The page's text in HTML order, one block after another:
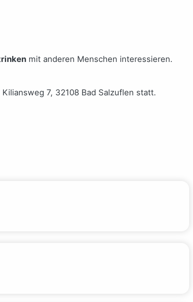
mit anderen Menschen interessieren.
7, 32108 Bad Salzuflen statt.